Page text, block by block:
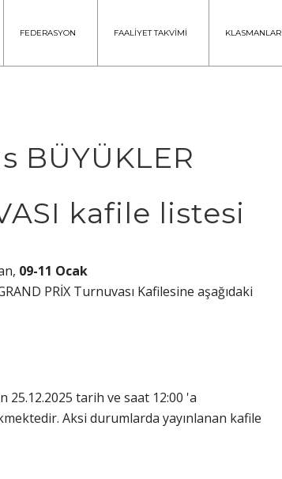
FEDERASYON FAALİYET TAKVİMİ KLASMANLAR
BÜYÜKLER
kafile listesi
09-11 Ocak
PRİX Turnuvası Kafilesine aşağıdaki
25.12.2025 tarih ve saat 12:00 'a
Aksi durumlarda yayınlanan kafile